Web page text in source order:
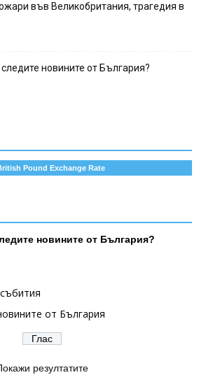
във Великобритания, трагедия в
новините от България?
Pound Exchange Rate
новините от България?
от България
резултатите